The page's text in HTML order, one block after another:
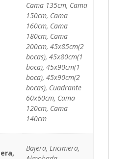
Cama 135cm, Cama
150cm, Cama
160cm, Cama
180cm, Cama
200cm, 45x85cm(2
bocas), 45x80cm(1
boca), 45x90cm(1
boca), 45x90cm(2
bocas), Cuadrante
60x60cm, Cama
120cm, Cama
140cm
Bajera, Encimera,